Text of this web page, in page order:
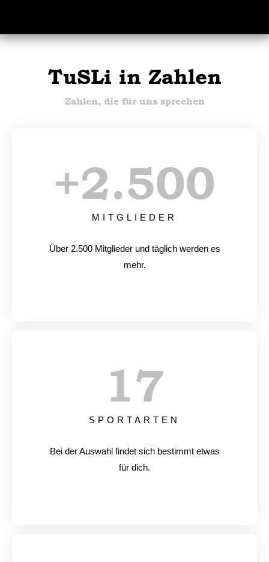
TuSLi in Zahlen
Zahlen, die für uns sprechen
MITGLIEDER
+2.500
Über 2.500 Mitglieder und täglich werden es
mehr.
SPORTARTEN
17
Bei der Auswahl findet sich bestimmt etwas
für dich.